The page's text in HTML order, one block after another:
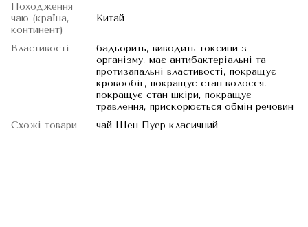
Походження
чаю (країна,
континент)
Китай
Властивості
бадьорить, виводить токсини з
організму, має антибактеріальні та
протизапальні властивості, покращує
кровообіг, покращує стан волосся,
покращує стан шкіри, покращує
травлення, прискорюється обмін речовин
Схожі товари
чай Шен Пуер класичний